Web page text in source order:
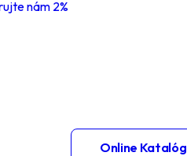
nám 2%
Online Katalóg